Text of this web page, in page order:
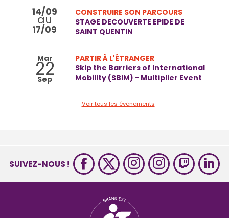
14/09
au
17/09
CONSTRUIRE SON PARCOURS
STAGE DECOUVERTE EPIDE DE
SAINT QUENTIN
Mar
22
Sep
PARTIR À L'ÉTRANGER
Skip the Barriers of International
Mobility (SBIM) - Multiplier Event
Voir tous les évènements
SUIVEZ-NOUS !